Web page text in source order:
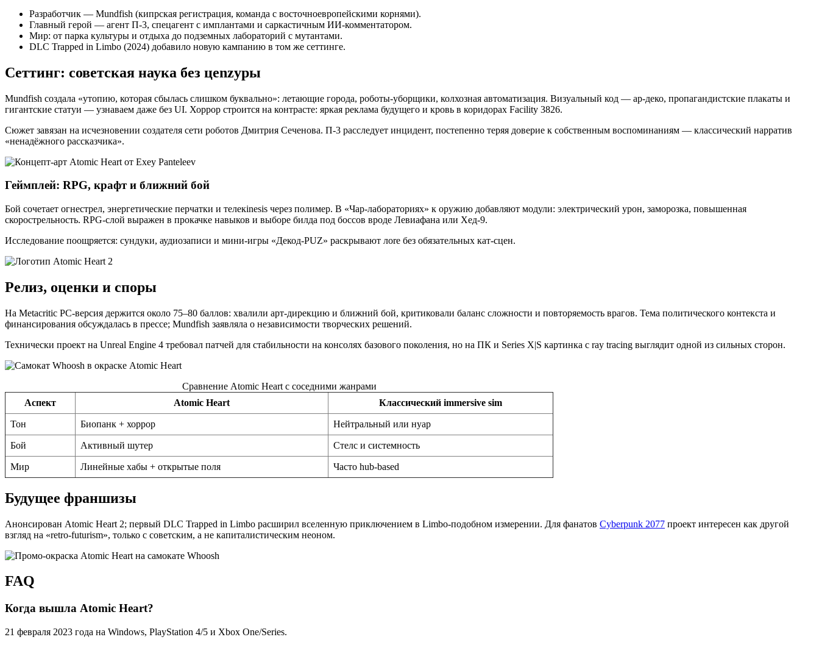
Разработчик — Mundfish (кипрская регистрация, команда с восточноевропейскими корнями).
Главный герой — агент П-3, спецагент с имплантами и саркастичным ИИ-комментатором.
Мир: от парка культуры и отдыха до подземных лабораторий с мутантами.
DLC Trapped in Limbo (2024) добавило новую кампанию в том же сеттинге.
Сеттинг: советская наука без цenzуры
Mundfish создала «утопию, которая сбылась слишком буквально»: летающие города, роботы-уборщики, колхозная автоматизация. Визуальный код — ар-деко, пропагандистские плакаты и
гигантские статуи — узнаваем даже без UI. Хоррор строится на контрасте: яркая реклама будущего и кровь в коридорах Facility 3826.
Сюжет завязан на исчезновении создателя сети роботов Дмитрия Сеченова. П-3 расследует инцидент, постепенно теряя доверие к собственным воспоминаниям — классический нарратив
«ненадёжного рассказчика».
Геймплей: RPG, крафт и ближний бой
Бой сочетает огнестрел, энергетические перчатки и телекinesis через полимер. В «Чар-лабораториях» к оружию добавляют модули: электрический урон, заморозка, повышенная
скорострельность. RPG-слой выражен в прокачке навыков и выборе билда под боссов вроде Левиафана или Хед-9.
Исследование поощряется: сундуки, аудиозаписи и мини-игры «Декод-PUZ» раскрывают лore без обязательных кат-сцен.
Релиз, оценки и споры
На Metacritic PC-версия держится около 75–80 баллов: хвалили арт-дирекцию и ближний бой, критиковали баланс сложности и повторяемость врагов. Тема политического контекста и
финансирования обсуждалась в прессе; Mundfish заявляла о независимости творческих решений.
Технически проект на Unreal Engine 4 требовал патчей для стабильности на консолях базового поколения, но на ПК и Series X|S картинка с ray tracing выглядит одной из сильных сторон.
Сравнение Atomic Heart с соседними жанрами
Аспект
Atomic Heart Классический immersive sim
Тон Биопанк + хоррор Нейтральный или нуар
Бой Активный шутер Стелс и системность
Мир Линейные хабы + открытые поля Часто hub-based
Будущее франшизы
Анонсирован Atomic Heart 2; первый DLC Trapped in Limbo расширил вселенную приключением в Limbo-подобном измерении. Для фанатов Cyberpunk 2077 проект интересен как другой
взгляд на «retro-futurism», только с советским, а не капиталистическим неоном.
FAQ
Когда вышла Atomic Heart?
21 февраля 2023 года на Windows, PlayStation 4/5 и Xbox One/Series.